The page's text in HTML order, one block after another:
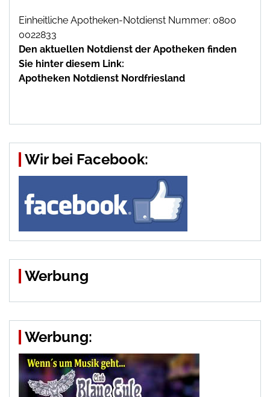
Einheitliche Apotheken-Notdienst Nummer: 0800
0022833
Den aktuellen Notdienst der Apotheken finden
Sie hinter diesem Link:
Apotheken Notdienst Nordfriesland
Wir bei Facebook:
Werbung
Werbung: